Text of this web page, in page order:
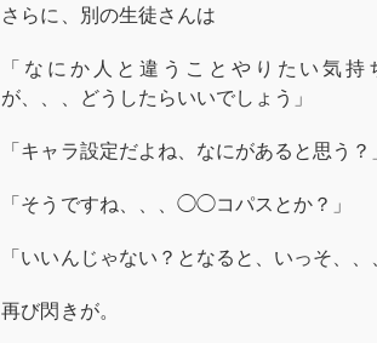
さらに、別の生徒さんは
「なにか人と違うことやりたい気持
が、、、どうしたらいいでしょう」
「キャラ設定だよね、なにがあると思う？
「そうですね、、、◯◯コパスとか？」
「いいんじゃない？となると、いっそ、、
再び閃きが。